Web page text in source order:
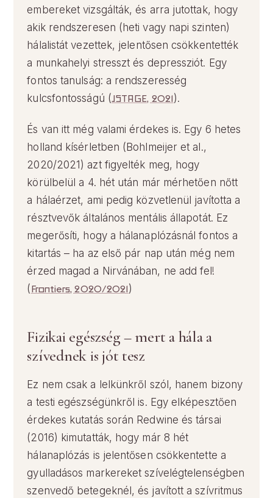
embereket vizsgálták, és arra jutottak, hogy
akik rendszeresen (heti vagy napi szinten)
hálalistát vezettek, jelentősen csökkentették
a munkahelyi stresszt és depressziót. Egy
fontos tanulság: a rendszeresség
kulcsfontosságú (JSTAGE, 2021).
És van itt még valami érdekes is. Egy 6 hetes
holland kísérletben (Bohlmeijer et al.,
2020/2021) azt figyelték meg, hogy
körülbelül a 4. hét után már mérhetően nőtt
a hálaérzet, ami pedig közvetlenül javította a
résztvevők általános mentális állapotát. Ez
megerősíti, hogy a hálanaplózásnál fontos a
kitartás – ha az első pár nap után még nem
érzed magad a Nirvánában, ne add fel!
(Frontiers, 2020/2021)
Fizikai egészség – mert a hála a
szívednek is jót tesz
Ez nem csak a lelkünkről szól, hanem bizony
a testi egészségünkről is. Egy elképesztően
érdekes kutatás során Redwine és társai
(2016) kimutatták, hogy már 8 hét
hálanaplózás is jelentősen csökkentette a
gyulladásos markereket szívelégtelenségben
szenvedő betegeknél, és javított a szívritmus